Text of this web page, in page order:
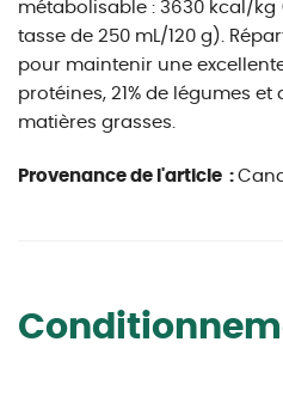
métabolisable : 3630 kcal/kg
tasse de 250 mL/120 g).
pour maintenir une
protéines, 21% de légumes et
matières grasses.
Provenance de l'article :